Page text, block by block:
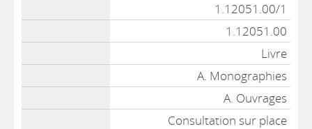
1.12051.00/1
1.12051.00
Livre
A. Monographies
A. Ouvrages
Consultation sur place